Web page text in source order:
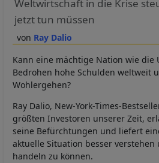
Ray Dalio
Weltwirtschaft in die Krise
jetzt tun müssen
Kann eine mächtige Nation wie die
Bedrohen hohe Schulden weltweit
Wohlergehen?
Ray Dalio, New-York-Times-
größten Investoren unserer Zeit,
seine Befürchtungen und liefert
aktuelle Situation besser
handeln zu können.